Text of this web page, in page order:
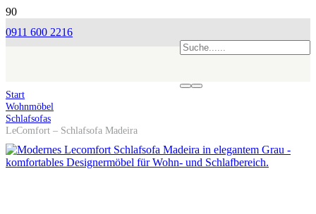
0911 600 2216
Start
Wohnmöbel
Schlafsofas
LeComfort – Schlafsofa Madeira